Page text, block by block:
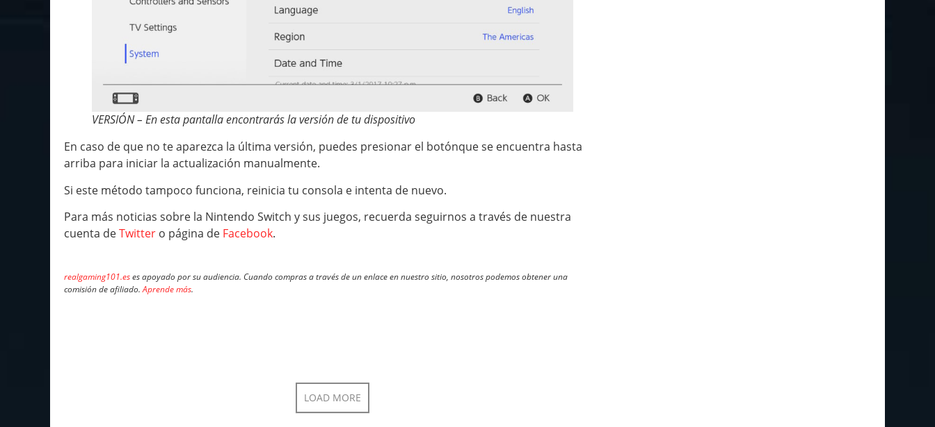
VERSIÓN – En esta pantalla encontrarás la versión de tu dispositivo
En caso de que no te aparezca la última versión, puedes presionar el botónque se encuentra hasta
arriba para iniciar la actualización manualmente.
Si este método tampoco funciona, reinicia tu consola e intenta de nuevo.
Para más noticias sobre la Nintendo Switch y sus juegos, recuerda seguirnos a través de nuestra
cuenta deTwitter o página de Facebook.
realgaming101.eses apoyado por su audiencia. Cuando compras a través de un enlace en nuestro sitio, nosotros podemos obtener una
comisión de afiliado.Aprende más.
LOAD MORE